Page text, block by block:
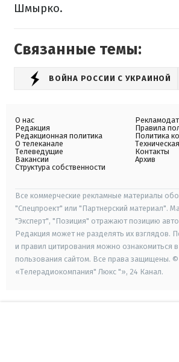
Шмырко.
Связанные темы:
ВОЙНА РОССИИ С УКРАИНОЙ
О нас
Редакция
Редакционная политика
О телеканале
Телеведущие
Вакансии
Структура собственности
Правила
Политика
Контакты
Архив
Все коммерческие рекламные материалы
"Спецпроект" или "Партнерский материал".
"Эксперт", "Позиция" отражают позицию
Редакция может не разделять их взглядов.
и правил цитирования можно ознакомиться
пользования сайтом. Все права защищены.
«Телерадиокомпания" Люкс "», 24 Канал.